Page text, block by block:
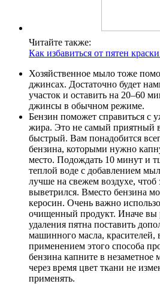
Читайте также:
Как избавиться от пятен
Хозяйственное мыло тоже
джинсах. Достаточно будет
участок и оставить на 20–60
джинсы в обычном режиме.
Бензин поможет справиться с
жира. Это не самый приятный
быстрый. Вам понадобится
бензина, которыми нужно
место. Подождать 10 минут и
теплой воде с добавлением
лучше на свежем воздухе,
выветрился. Вместо бензина
керосин. Очень важно
очищенный продукт. Иначе вы
удаления пятна поставить
машинного масла, красителей,
применением этого способа
бензина капните в незаметное
через время цвет ткани не
применять.